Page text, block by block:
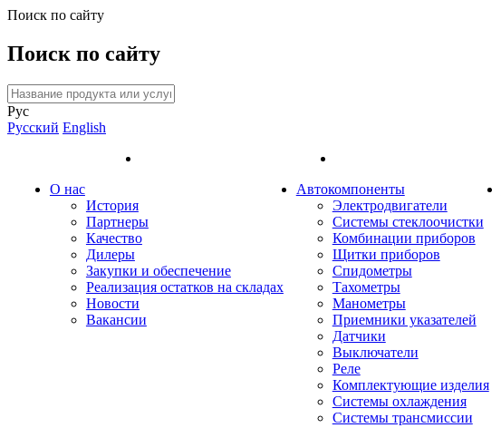
Поиск по сайту
Поиск по сайту
Рус
Русский English
О нас
История
Партнеры
Качество
Дилеры
Закупки и обеспечение
Реализация остатков на складах
Новости
Вакансии
Автокомпоненты
Электродвигатели
Системы стеклоочистки
Комбинации приборов
Щитки приборов
Спидометры
Тахометры
Манометры
Приемники указателей
Датчики
Выключатели
Реле
Комплектующие изделия
Системы охлаждения
Системы трансмиссии